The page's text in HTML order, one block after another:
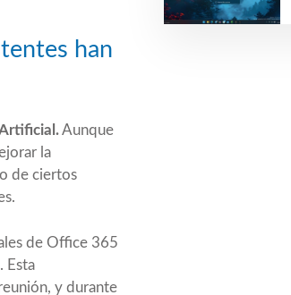
han
Aunque
la
de ciertos
de Office 365
Esta
y durante